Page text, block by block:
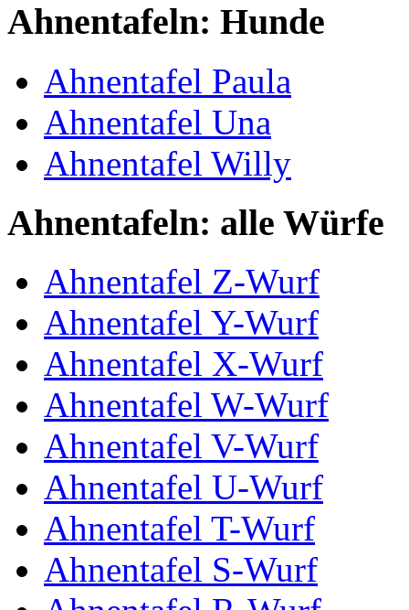
Ahnentafeln: Hunde
Ahnentafel Paula
Ahnentafel Una
Ahnentafel Willy
Ahnentafeln: alle Würfe
Ahnentafel Z-Wurf
Ahnentafel Y-Wurf
Ahnentafel X-Wurf
Ahnentafel W-Wurf
Ahnentafel V-Wurf
Ahnentafel U-Wurf
Ahnentafel T-Wurf
Ahnentafel S-Wurf